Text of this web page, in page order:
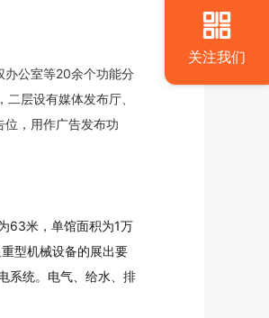
办公室等20余个功能分
层设有媒体发布厅、
，用作广告发布功
63米，单馆面积为1万
型机械设备的展出要
系统。电气、给水、排
关注我们